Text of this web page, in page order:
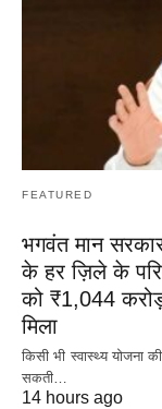
FEATURED
भगवंत मान
के हर ज़िले के
को ₹1,044
मिला
किसी भी स्वास्थ्य
सकती…
14 hours ago